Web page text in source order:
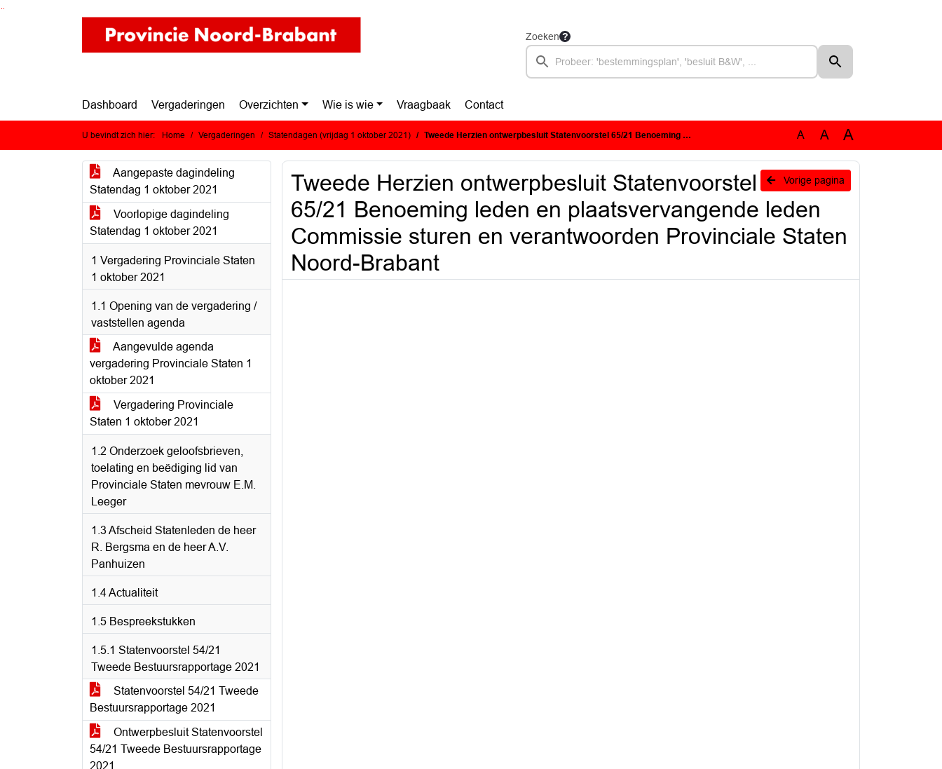
Ga naar de inhoud van deze pagina
Ga naar het zoeken
Ga naar het menu
Zoeken
Dashboard Vergaderingen Overzichten Wie is wie Vraagbaak Contact
U bevindt zich hier: Home Vergaderingen Statendagen (vrijdag 1 oktober 2021) Tweede Herzien ontwerpbesluit Statenvoorstel 65/21 Benoeming leden en plaatsvervangende leden Commissie sturen en verantwoorden Provinciale Staten Noord-Brabant A A A
Aangepaste dagindeling
Statendag 1 oktober 2021
Voorlopige dagindeling
Statendag 1 oktober 2021
1 Vergadering Provinciale Staten
1 oktober 2021
1.1 Opening van de vergadering /
vaststellen agenda
Aangevulde agenda
vergadering Provinciale Staten 1
oktober 2021
Vergadering Provinciale
Staten 1 oktober 2021
1.2 Onderzoek geloofsbrieven,
toelating en beëdiging lid van
Provinciale Staten mevrouw E.M.
Leeger
1.3 Afscheid Statenleden de heer
R. Bergsma en de heer A.V.
Panhuizen
1.4 Actualiteit
1.5 Bespreekstukken
1.5.1 Statenvoorstel 54/21
Tweede Bestuursrapportage 2021
Statenvoorstel 54/21 Tweede
Bestuursrapportage 2021
Ontwerpbesluit Statenvoorstel
54/21 Tweede Bestuursrapportage
2021
Vorige pagina
Tweede Herzien ontwerpbesluit Statenvoorstel
65/21 Benoeming leden en plaatsvervangende leden
Commissie sturen en verantwoorden Provinciale Staten
Noord-Brabant